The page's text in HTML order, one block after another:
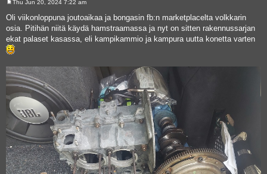
o
s
t
Thu Jun 20, 2024 7:22 am
Oli viikonloppuna joutoaikaa ja bongasin fb:n marketplacelta volkkarin
osia. Pitihän niitä käydä hamstraamassa ja nyt on sitten rakennussarjan
ekat palaset kasassa, eli kampikammio ja kampura uutta konetta varten